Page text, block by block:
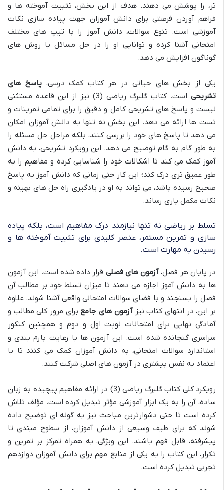
تر، را پوشش می دهند. هدف از این بخش، تثبیت آموخته ها و
فراهم آوردن فرصتی برای دانش آموزان جهت پیاده سازی نکات
آموزشی است. تنوع سوالات، دانش آموز را با تیپ های مختلف
امتحانی آشنا کرده و توانایی او را در حل مسائل با روش های
گوناگون افزایش می دهد.
یکی از بخش های حیاتی در هر کتاب کمک درسی،پاسخ های
تشریحی
است. کتاب گلبرگ ریاضی (3) نیز از این قاعده مستثنی
نیست و پاسخ های تشریحی کامل و دقیق را برای تمامی تمرینات و
تست ها ارائه می دهد. این بخش نه تنها به دانش آموزان امکان
می دهد تا پاسخ های خود را بررسی کنند، بلکه مراحل حل مسئله را
به طور گام به گام توضیح می دهد. این رویکرد تشریحی، به دانش
آموز کمک می کند تا اشکالات خود را شناسایی کرده و مفاهیم را به
طور عمیق تری درک کند؛ این کار حتی زمانی که دانش آموز به پاسخ
صحیح رسیده باشد، می تواند به او در یادگیری راه حل های بهینه و
نکات مکمل یاری رساند.
تسلط بر ریاضی نه تنها نیازمند درک مفاهیم است، بلکه پیاده
سازی و تمرین مستمر، عنصر کلیدی برای تثبیت آموخته ها و
رسیدن به مهارت است.
در پایان هر فصل،آزمون های فصلی قرار داده شده است. این آزمون
ها به دانش آموز اجازه می دهند تا میزان تسلط خود بر مطالب آن
فصل را بسنجند و با فضای سوالات امتحانی واقعی آشنا شوند. علاوه
بر این، در انتهای کتاب نیزآزمون های جامع برای مرور کلی مطالب و
آمادگی نهایی برای امتحانات نوبت اول و دوم و همچنین کنکور
سراسری گنجانده شده است. این آزمون ها با رعایت بارم بندی و
استاندارد سوالات امتحانی، به دانش آموزان کمک می کنند تا با
اعتماد به نفس بیشتری در آزمون های اصلی شرکت کنند.
رویکرد کلی کتاب گلبرگ ریاضی (3) در ارائه مفاهیم پیچیده به زبان
ساده، آن را به یک ابزار آموزشی مؤثر تبدیل کرده است. مؤلف تلاش
کرده است تا حتی دشوارترین مباحث نیز به گونه ای توضیح داده
شوند که برای طیف وسیعی از دانش آموزان، از سطوح مبتدی تا
پیشرفته، قابل فهم باشند. این ویژگی، به همراه تمرکز بر تمرین و
تکرار، این کتاب را به یکی از منابع مهم برای دانش آموزان دوازدهم
تجربی تبدیل کرده است.